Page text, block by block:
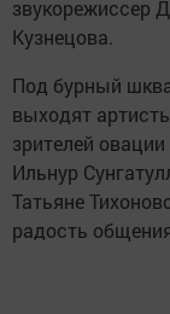
звукорежиссер
Кузнецова.
Под бурный
выходят
зрителей
Ильнур
Татьяне
радость